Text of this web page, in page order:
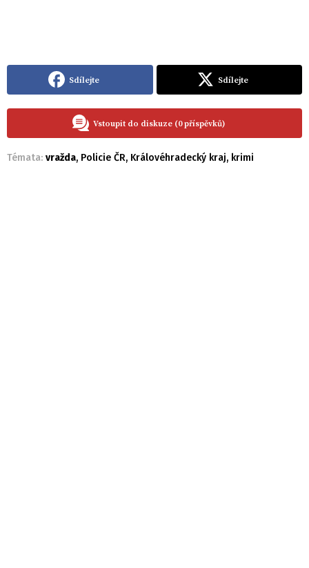
Sdílejte Sdílejte
Vstoupit do diskuze (0 příspěvků)
Témata: vražda, Policie ČR, Královéhradecký kraj, krimi